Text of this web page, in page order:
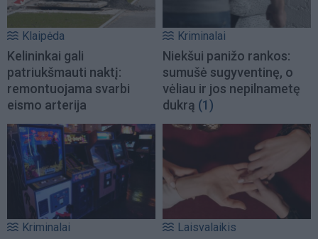
Klaipėda
Kelininkai gali
patriukšmauti naktį:
remontuojama svarbi
eismo arterija
Kriminalai
Niekšui panižo rankos:
sumušė sugyventinę, o
vėliau ir jos nepilnametę
dukrą (1)
Kriminalai Laisvalaikis